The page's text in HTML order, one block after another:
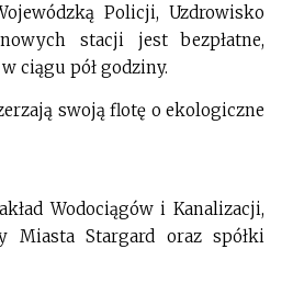
Policji, Uzdrowisko
stacji jest bezpłatne,
ciągu pół godziny.
swoją flotę o ekologiczne
Wodociągów i Kanalizacji,
Miasta Stargard oraz spółki